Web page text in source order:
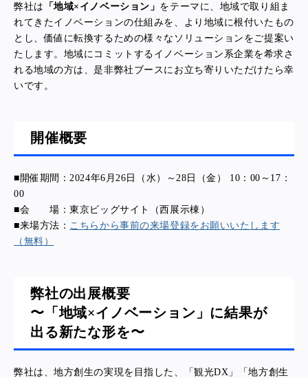
弊社は 「地域×イノベーション」 をテーマに、地域で取り組ま
れてきたイノベーションの仕組みを、より地域に根付いたもの
とし、価値に転換するための様々なソリューションをご提案い
たします。地域にコミットするイノベーション系企業を希求さ
れる地域の方は、是非弊社ブースにお立ち寄りいただけたら幸
いです。
開催概要
■開催期間：2024年6月26日（水）～28日（金） 10：00～17：
00
■会 場：東京ビッグサイト（西展示棟）
■来場方法： こちらから事前の来場登録をお願いいたします
（無料）
弊社の出展概要
〜「地域×イノベーション」に結果が
出る新たな形を〜
弊社は、地方創生の実現を目指した、「観光DX」「地方創生